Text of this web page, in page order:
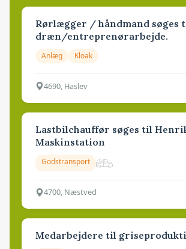
Rørlægger / håndmand søges
dræn/entreprenørarbejde.
Anlæg Kloak
4690, Haslev
Lastbilchauffør søges til
Maskinstation
Godstransport
4700, Næstved
Medarbejdere til